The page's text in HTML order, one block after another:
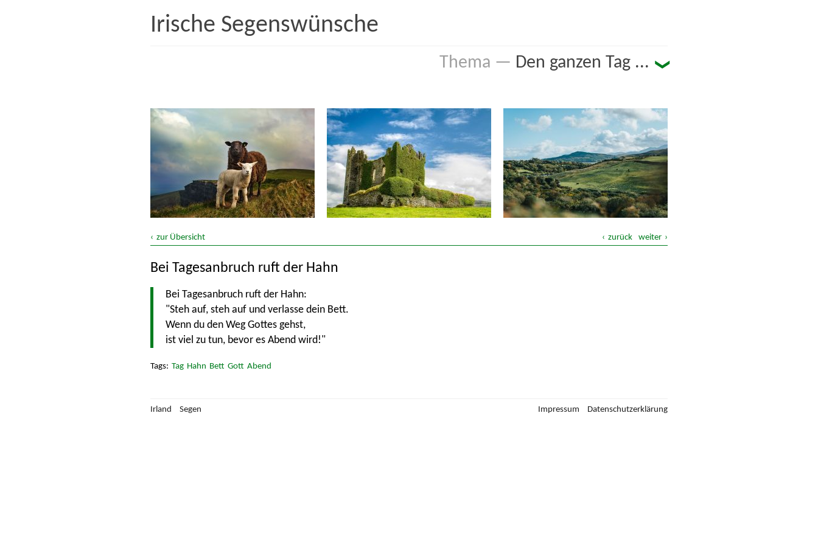
Irische Segenswünsche
Den ganzen Tag ...
Arbeit Auf dem Weg Den ganzen Tag ...
Essen und Trinken Feuer
Glaube Hoffnung Jahr und Jahreszeiten
Lächeln, Freundlichkeit, Freude Leben Natur
Tiere Unsicherheit, Schmerz und Not Versöhnung
zur Übersicht zurück weiter
Bei Tagesanbruch ruft der Hahn
Bei Tagesanbruch ruft der Hahn:
"Steh auf, steh auf und verlasse dein Bett.
Wenn du den Weg Gottes gehst,
ist viel zu tun, bevor es Abend wird!"
Tag Hahn Bett Gott Abend
Irland Segen Impressum Datenschutzerklärung